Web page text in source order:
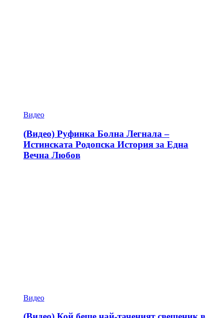
Видео
(Видео) Руфинка Болна Легнала –
Истинската Родопска История за Една
Вечна Любов
Видео